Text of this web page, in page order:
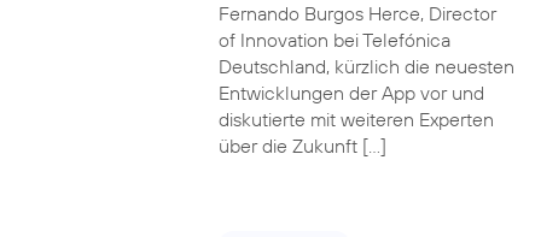
Fernando Burgos Herce, Director
of Innovation bei Telefónica
Deutschland, kürzlich die neuesten
Entwicklungen der App vor und
diskutierte mit weiteren Experten
über die Zukunft […]